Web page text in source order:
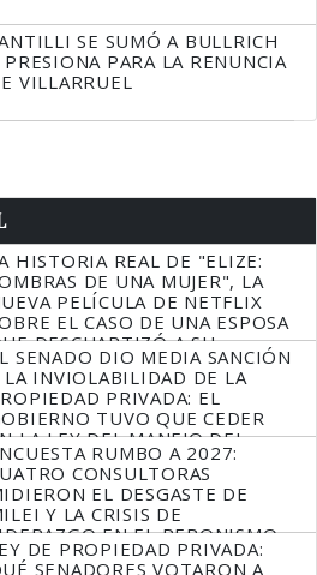
SE SUMÓ A BULLRICH
PRESIONA PARA LA RENUNCIA
VILLARRUEL
HISTORIA REAL DE "ELIZE:
DE UNA MUJER", LA
PELÍCULA DE NETFLIX
EL CASO DE UNA ESPOSA
DESCUARTIZÓ A SU
SENADO DIO MEDIA SANCIÓN
LA INVIOLABILIDAD DE LA
PRIVADA: EL
TUVO QUE CEDER
LA LEY DEL MANEJO DEL
RUMBO A 2027:
CONSULTORAS
EL DESGASTE DE
Y LA CRISIS DE
EN EL PERONISMO
DE PROPIEDAD PRIVADA:
SENADORES VOTARON A